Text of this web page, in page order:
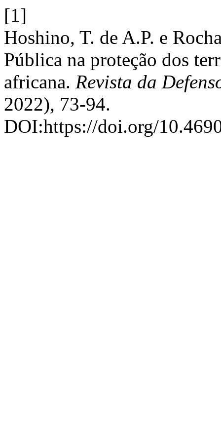
[1]
Hoshino, T. de A.P. e
Pública na proteção dos
africana. Revista da
2022), 73-94.
DOI:https://doi.org/